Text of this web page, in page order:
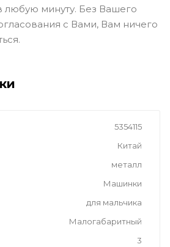
любую минуту. Без Вашего
с Вами, Вам ничего
5354115
Китай
металл
Машинки
для мальчика
Малогабаритный
3